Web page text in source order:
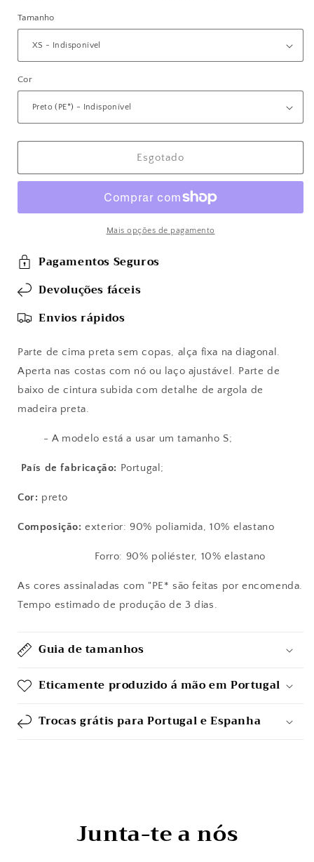
Tamanho
Cor
Esgotado
Mais opções de pagamento
Pagamentos Seguros
Devoluções fáceis
Envios rápidos
Parte de cima preta sem copas, alça fixa na diagonal.
Aperta nas costas com nó ou laço ajustável. Parte de
baixo de cintura subida com detalhe de argola de
madeira preta.
- A modelo está a usar um tamanho S;
País de fabricação: Portugal;
Cor: preto
Composição: exterior: 90% poliamida, 10% elastano
Forro: 90% poliéster, 10% elastano
As cores assinaladas com "PE* são feitas por encomenda.
Tempo estimado de produção de 3 dias.
Guia de tamanhos
Eticamente produzido á mão em Portugal
Trocas grátis para Portugal e Espanha
Junta-te a nós